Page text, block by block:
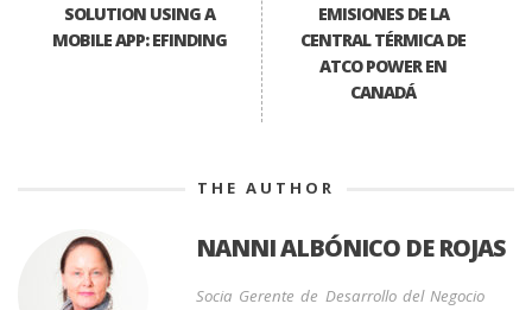
SOLUTION USING A
MOBILE APP: EFINDING
EMISIONES DE LA
CENTRAL TÉRMICA DE
ATCO POWER EN
CANADÁ
THE AUTHOR
NANNI ALBÓNICO DE ROJAS
Socia Gerente de Desarrollo del Negocio